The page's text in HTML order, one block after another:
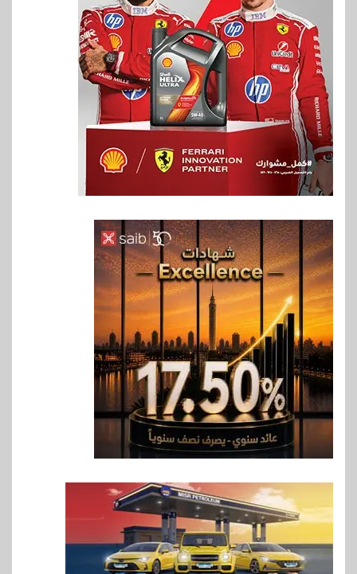
6
بنوك
بنك QNB مصر يعزز جاهزية
المشروعات الصغيرة والمتوسطة
للنمو والتوسع
7 اخبار
فيكسد مصر و”حلول” تتشاركان
في تطوير أول منصة للسياحة
الصحية في مصر والشرق الأوسط
وأفريقيا Tour4Cure
8
سوق وصلة
هواوي: هاتف nova 15
Max بطارية ضخمة وتصميم متين
جهازًا مثاليًا للشباب